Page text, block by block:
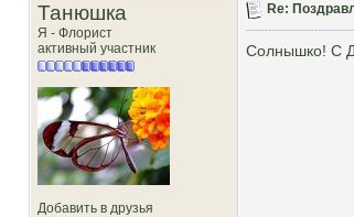
Танюшка
Я - Флорист
активный участник
Добавить в друзья
Re:
Солнышко! С